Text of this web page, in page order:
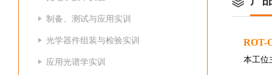
制备、测试与应用实训
光学器件组装与检验实训
应用光谱学实训
ROT-
本工位